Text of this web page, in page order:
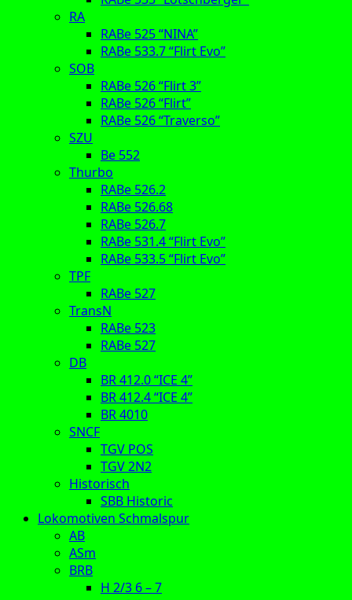
RA
RABe 525 “NINA”
RABe 533.7 “Flirt Evo”
SOB
RABe 526 “Flirt 3”
RABe 526 “Flirt”
RABe 526 “Traverso”
SZU
Be 552
Thurbo
RABe 526.2
RABe 526.68
RABe 526.7
RABe 531.4 “Flirt Evo”
RABe 533.5 “Flirt Evo”
TPF
RABe 527
TransN
RABe 523
RABe 527
DB
BR 412.0 “ICE 4”
BR 412.4 “ICE 4”
BR 4010
SNCF
TGV POS
TGV 2N2
Historisch
SBB Historic
Lokomotiven Schmalspur
AB
ASm
BRB
H 2/3 6 – 7